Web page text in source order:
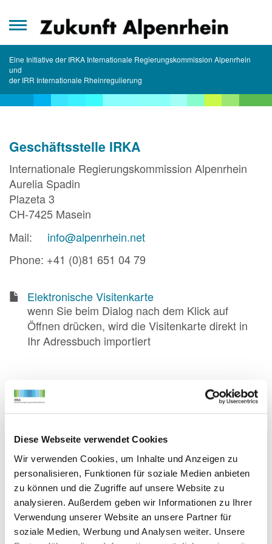
Diese Webseite verwendet Cookies
Wir verwenden Cookies, um Inhalte und Anzeigen zu
personalisieren, Funktionen für soziale Medien anbieten
zu können und die Zugriffe auf unsere Website zu
analysieren. Außerdem geben wir Informationen zu Ihrer
Verwendung unserer Website an unsere Partner für
soziale Medien, Werbung und Analysen weiter. Unsere
Inhalt
springen
Eine Initiative der IRKA Internationale Regierungskommission Alpenrhein
und
der IRR Internationale Rheinregulierung
Geschäftsstelle IRKA
Internationale Regierungskommission Alpenrhein
Aurelia Spadin
Plazeta 3
CH-7425 Masein
Mail: info@alpenrhein.net
Phone: +41 (0)81 651 04 79
Elektronische Visitenkarte
wenn Sie beim Dialog nach dem Klick auf
Öffnen drücken, wird die Visitenkarte direkt in
Ihr Adressbuch importiert
Nachricht senden
E-Mail*
Telefon